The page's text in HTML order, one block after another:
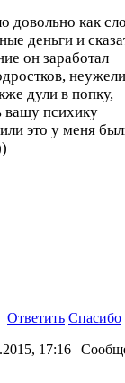
довольно как
деньги и
он заработал
неужели
дули в попку,
вашу психику
это у меня
Ответить Спасибо
17:16 |